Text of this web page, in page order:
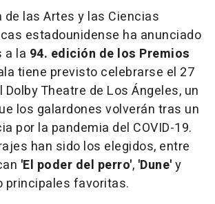
de las Artes y las Ciencias
estadounidense ha anunciado
a la 94. edición de los Premios
tiene previsto celebrarse el 27
Theatre de Los Ángeles, un
los galardones volverán tras un
por la pandemia del COVID-19.
han sido los elegidos, entre
'El poder del perro', 'Dune'y
principales favoritas.